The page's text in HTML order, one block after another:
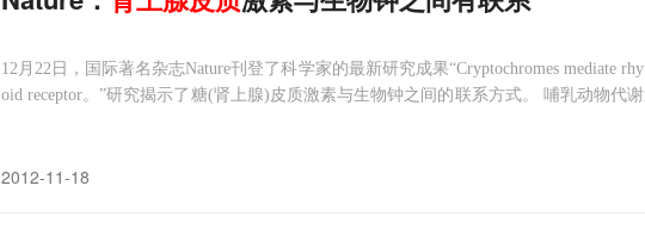
12月22日，国际著名杂志Nature刊登了科学家的最新研究成果“Cryptochromes mediate
oid receptor。”研究揭示了糖(肾上腺)皮质激素与生物钟之间的联系方式。 哺乳动物代
2012-11-18